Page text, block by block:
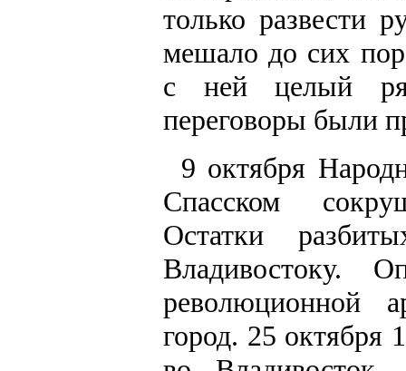
только развести
мешало до сих пор
с ней целый
переговоры были
9 октября
Спасском
Остатки
Владивостоку.
революционной
город. 25 октября